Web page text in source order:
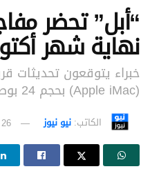
“أبل” تحضر
نهاية شهر
خبراء يتوقعون تحديثات
(Apple iMac) بحجم 24 بوصة
الكاتب: نيو نيوز 26 أكتوبر، 2023